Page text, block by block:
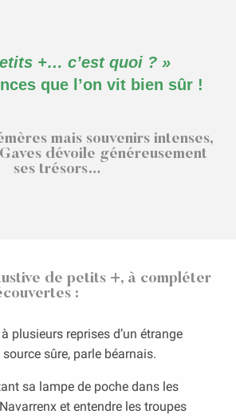
+… c’est quoi ? »
que l’on vit bien sûr !
mais souvenirs intenses,
dévoile généreusement
ses trésors…
de petits +, à compléter
:
plusieurs reprises d’un étrange
source sûre, parle béarnais.
sa lampe de poche dans les
et entendre les troupes